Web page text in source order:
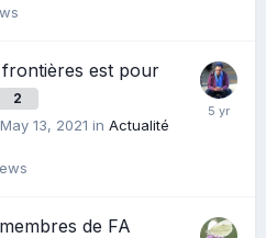
est pour
2
May 13, 2021 in Actualité
de FA